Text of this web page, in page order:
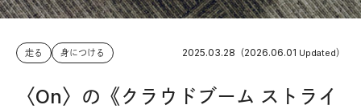
走る 身につける 2025.03.28 （2026.06.01 Updated）
〈On〉の《クラウドブーム ストライ